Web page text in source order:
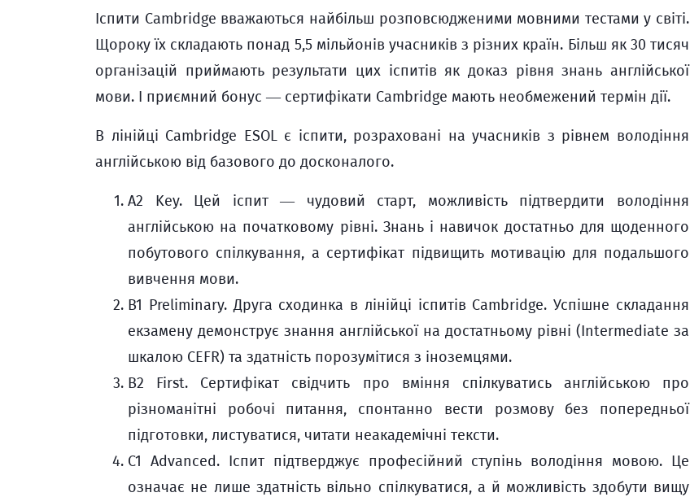
Іспити Cambridge вважаються найбільш розповсюдженими мовними тестами у світі.
Щороку їх складають понад 5,5 мільйонів учасників з різних країн. Більш як 30 тисяч
організацій приймають результати цих іспитів як доказ рівня знань англійської
мови. І приємний бонус — сертифікати Cambridge мають необмежений термін дії.
В лінійці Cambridge ESOL є іспити, розраховані на учасників з рівнем володіння
англійською від базового до досконалого.
A2 Key. Цей іспит — чудовий старт, можливість підтвердити володіння
англійською на початковому рівні. Знань і навичок достатньо для щоденного
побутового спілкування, а сертифікат підвищить мотивацію для подальшого
вивчення мови.
B1 Preliminary. Друга сходинка в лінійці іспитів Cambridge. Успішне складання
екзамену демонструє знання англійської на достатньому рівні (Intermediate за
шкалою CEFR) та здатність порозумітися з іноземцями.
B2 First. Сертифікат свідчить про вміння спілкуватись англійською про
різноманітні робочі питання, спонтанно вести розмову без попередньої
підготовки, листуватися, читати неакадемічні тексти.
C1 Advanced. Іспит підтверджує професійний ступінь володіння мовою. Це
означає не лише здатність вільно спілкуватися, а й можливість здобути вищу